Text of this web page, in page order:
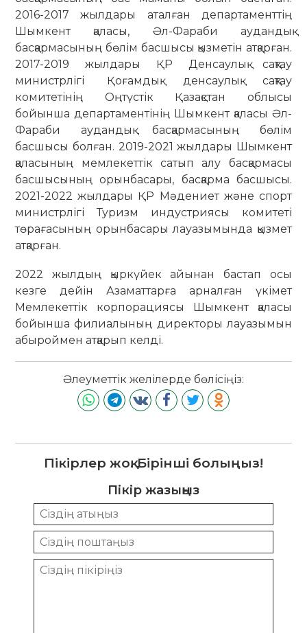
2016-2017 жылдары аталған департаменттің
Шымкент қаласы, Әл-Фараби аудандық
басқармасының бөлім басшысы қызметін атқарған.
2017-2019 жылдары ҚР Денсаулық сақтау
министрлігі Қоғамдық денсаулық сақтау
комитетінің Оңтүстік Қазақстан облысы
бойынша департаментінің Шымкент қаласы Әл-
Фараби аудандық басқармасының бөлім
басшысы болған. 2019-2021 жылдары Шымкент
қаласының мемлекеттік сатып алу басқармасы
басшысының орынбасары, басқарма басшысы.
2021-2022 жылдары ҚР Мәдениет және спорт
министрлігі Туризм индустриясы комитеті
төрағасының орынбасары лауазымында қызмет
атқарған.
2022 жылдың қыркүйек айынан бастап осы
кезге дейін Азаматтарға арналған үкімет
Мемлекеттік корпорациясы Шымкент қаласы
бойынша филиалының директоры лауазымын
абыроймен атқарып келді.
Әлеуметтік желілерде бөлісіңіз:
Пікірлер жоқ. Бірінші болыңыз!
Пікір жазыңыз